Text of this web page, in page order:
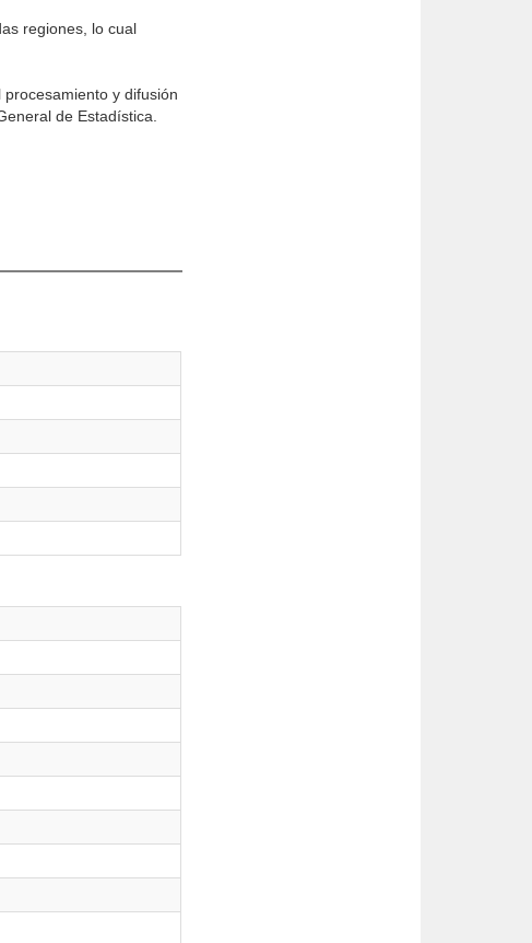
regiones, lo cual
y difusión
de Estadística.